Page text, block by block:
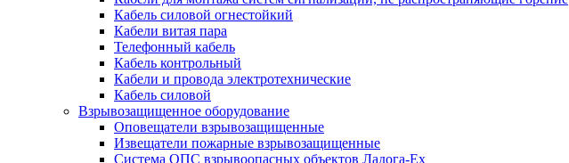
Кабель силовой огнестойкий
Кабели витая пара
Телефонный кабель
Кабель контрольный
Кабели и провода электротехнические
Кабель силовой
Взрывозащищенное оборудование
Оповещатели взрывозащищенные
Извещатели пожарные взрывозащищенные
Система ОПС взрывоопасных объектов Ладога-Ex